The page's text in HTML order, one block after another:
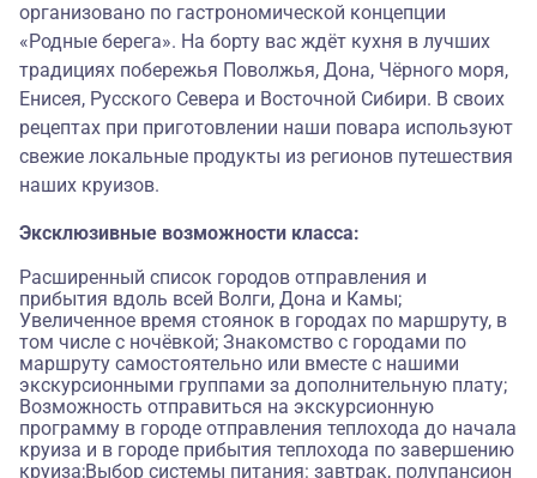
организовано по гастрономической концепции
«Родные берега». На борту вас ждёт кухня в лучших
традициях побережья Поволжья, Дона, Чёрного моря,
Енисея, Русского Севера и Восточной Сибири. В своих
рецептах при приготовлении наши повара используют
свежие локальные продукты из регионов путешествия
наших круизов.
Эксклюзивные возможности класса:
Расширенный список городов отправления и
прибытия вдоль всей Волги, Дона и Камы;
Увеличенное время стоянок в городах по маршруту, в
том числе с ночёвкой; Знакомство с городами по
маршруту самостоятельно или вместе с нашими
экскурсионными группами за дополнительную плату;
Возможность отправиться на экскурсионную
программу в городе отправления теплохода до начала
круиза и в городе прибытия теплохода по завершению
круиза;Выбор системы питания: завтрак, полупансион